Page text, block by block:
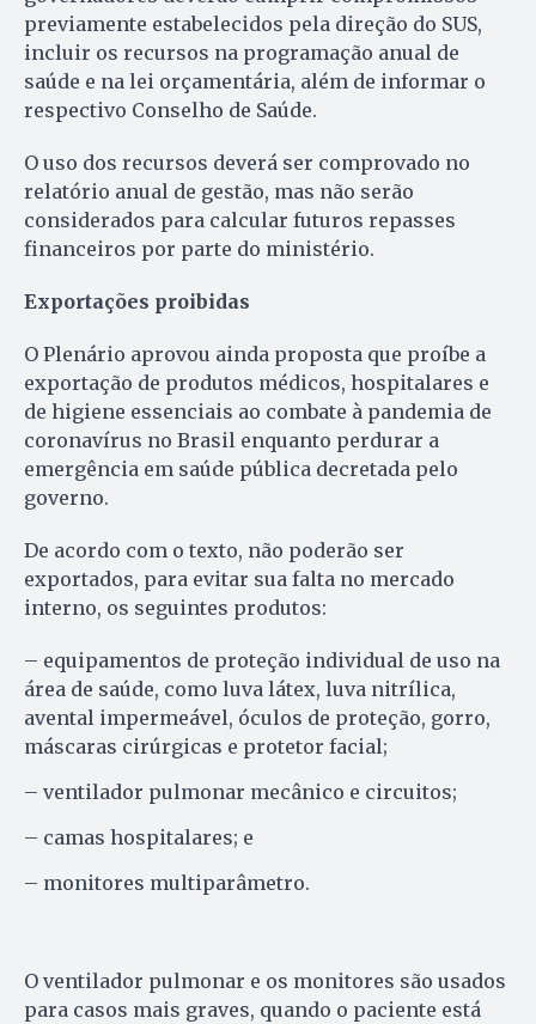
previamente estabelecidos pela direção do SUS,
incluir os recursos na programação anual de
saúde e na lei orçamentária, além de informar o
respectivo Conselho de Saúde.
O uso dos recursos deverá ser comprovado no
relatório anual de gestão, mas não serão
considerados para calcular futuros repasses
financeiros por parte do ministério.
Exportações proibidas
O Plenário aprovou ainda proposta que proíbe a
exportação de produtos médicos, hospitalares e
de higiene essenciais ao combate à pandemia de
coronavírus no Brasil enquanto perdurar a
emergência em saúde pública decretada pelo
governo.
De acordo com o texto, não poderão ser
exportados, para evitar sua falta no mercado
interno, os seguintes produtos:
– equipamentos de proteção individual de uso na
área de saúde, como luva látex, luva nitrílica,
avental impermeável, óculos de proteção, gorro,
máscaras cirúrgicas e protetor facial;
– ventilador pulmonar mecânico e circuitos;
– camas hospitalares; e
– monitores multiparâmetro.
O ventilador pulmonar e os monitores são usados
para casos mais graves, quando o paciente está